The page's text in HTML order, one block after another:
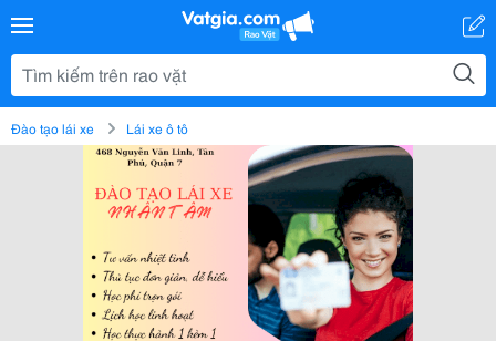
Đào tạo lái xe Lái xe ô tô